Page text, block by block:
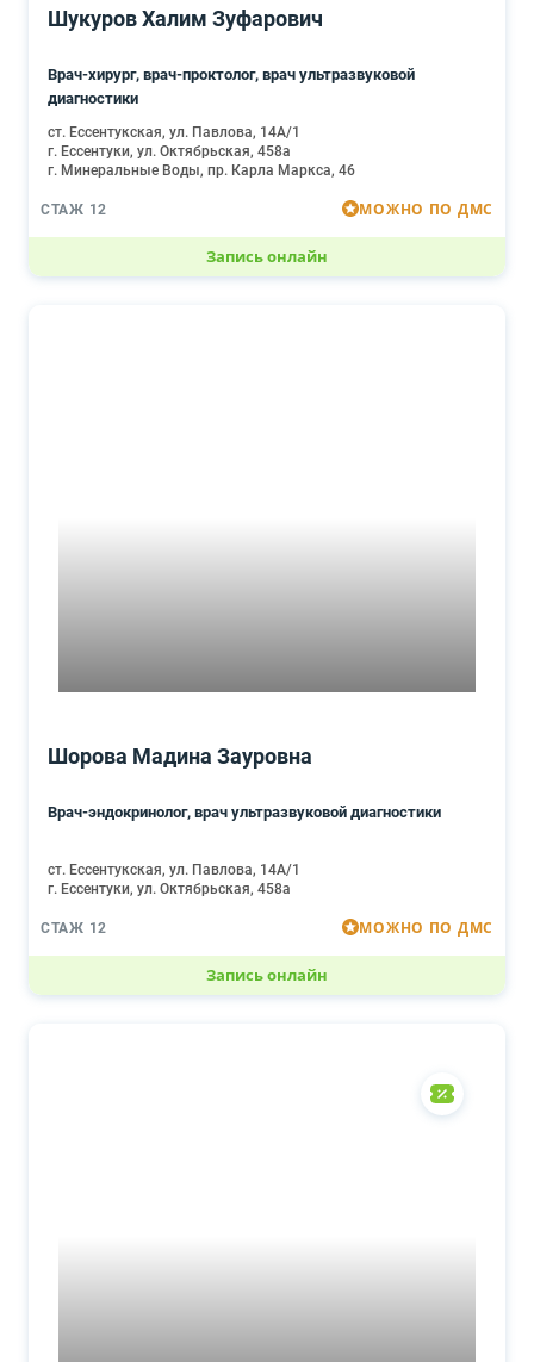
Шукуров Халим Зуфарович
Врач-хирург, врач-проктолог, врач ультразвуковой
диагностики
ст. Ессентукская, ул. Павлова, 14А/1
г. Ессентуки, ул. Октябрьская, 458а
г. Минеральные Воды, пр. Карла Маркса, 46
СТАЖ 12 МОЖНО ПО ДМС
Запись онлайн
Шорова Мадина Зауровна
Врач-эндокринолог, врач ультразвуковой диагностики
ст. Ессентукская, ул. Павлова, 14А/1
г. Ессентуки, ул. Октябрьская, 458а
СТАЖ 12 МОЖНО ПО ДМС
Запись онлайн